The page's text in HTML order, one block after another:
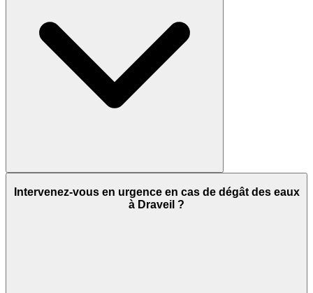
Intervenez-vous en urgence en cas de dégât des eaux
à Draveil ?